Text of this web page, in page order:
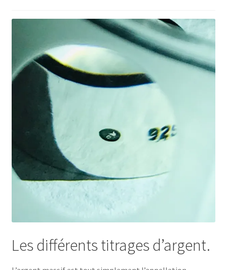
Les différents titrages d’argent.